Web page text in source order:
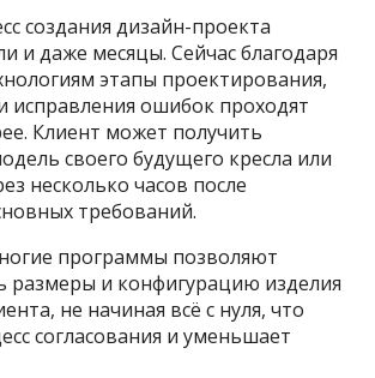
создания дизайн-проекта
и даже месяцы. Сейчас благодаря
этапы проектирования,
исправления ошибок проходят
Клиент может получить
своего будущего кресла или
несколько часов после
требований.
программы позволяют
размеры и конфигурацию изделия
не начиная всё с нуля, что
согласования и уменьшает